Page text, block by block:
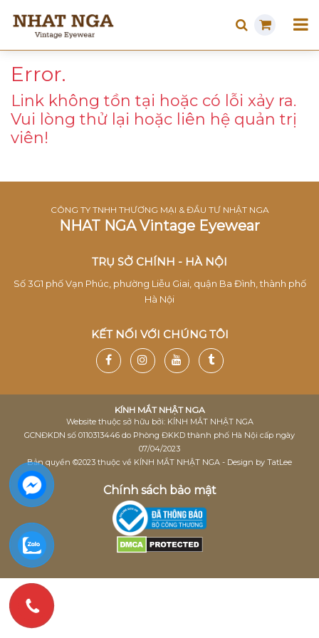
Error.
Link không tồn tại hoặc có lỗi xảy ra.
Vui lòng thử lại hoặc liên hệ quản trị
viên!
CÔNG TY TNHH THƯƠNG MẠI & ĐẦU TƯ NHẬT NGA
NHAT NGA Vintage Eyewear
TRỤ SỞ CHÍNH - HÀ NỘI
Số 3G1 phố Vạn Phúc, phường Liễu Giai, quận Ba Đình, thành phố
Hà Nội
KẾT NỐI VỚI CHÚNG TÔI
KÍNH MẮT NHẬT NGA
Website thuộc sở hữu bởi: KÍNH MẮT NHẬT NGA
GCNĐKDN số 0110313446 do Phòng ĐKKD thành phố Hà Nội cấp ngày
07/04/2023
Bản quyền ©2023 thuộc về KÍNH MẮT NHẬT NGA - Design by TatLee
Chính sách bảo mật